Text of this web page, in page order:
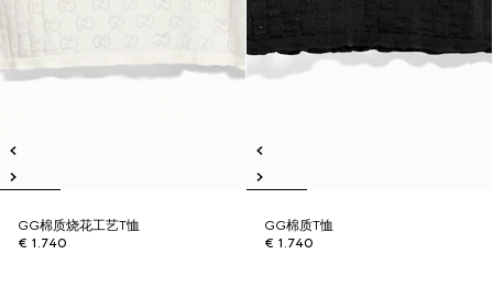
GG棉质烧花工艺T恤
€ 1.740
GG棉质T恤
€ 1.740